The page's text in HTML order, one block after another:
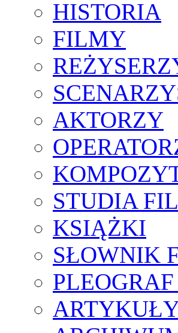
HISTORIA
FILMY
AKTORZY
STUDIA
KSIĄŻKI
SŁOWNIK